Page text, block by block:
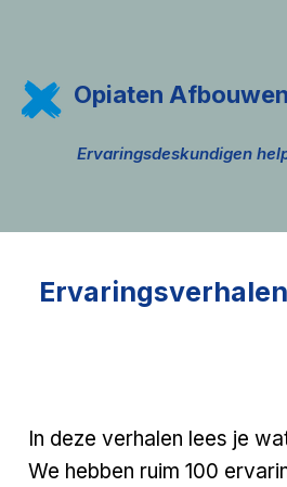
Opiaten Afbouwen
Ervaringsdeskundigen
In deze verhalen lees je
We hebben ruim 100